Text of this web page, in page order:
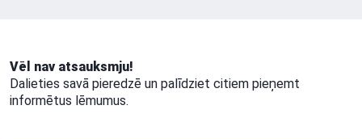
Vēl nav atsauksmju!
Dalieties savā pieredzē un palīdziet citiem pieņemt
informētus lēmumus.